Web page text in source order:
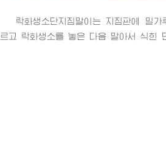
락화생소단지짐말이는 지짐판에 밀가
르고 락화생소를 놓은 다음 말아서 식힌